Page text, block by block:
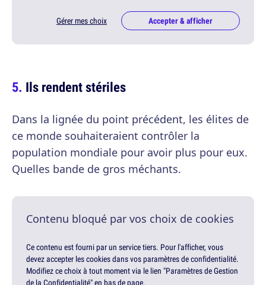
Gérer mes choix Accepter & afficher
Ils rendent stériles
Dans la lignée du point précédent, les élites de
ce monde souhaiteraient contrôler la
population mondiale pour avoir plus pour eux.
Quelles bande de gros méchants.
Contenu bloqué par vos choix de cookies
Ce contenu est fourni par un service tiers. Pour l'afficher, vous
devez accepter les cookies dans vos paramètres de confidentialité.
Modifiez ce choix à tout moment via le lien "Paramètres de Gestion
de la Confidentialité" en bas de page.